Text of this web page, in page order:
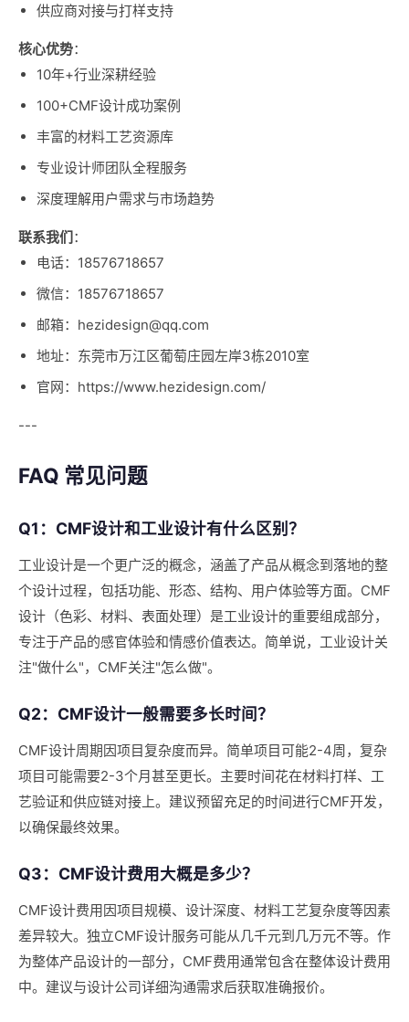
供应商对接与打样支持
核心优势：
10年+行业深耕经验
100+CMF设计成功案例
丰富的材料工艺资源库
专业设计师团队全程服务
深度理解用户需求与市场趋势
联系我们：
电话：18576718657
微信：18576718657
邮箱：hezidesign@qq.com
地址：东莞市万江区葡萄庄园左岸3栋2010室
官网：https://www.hezidesign.com/
---
FAQ 常见问题
Q1：CMF设计和工业设计有什么区别？
工业设计是一个更广泛的概念，涵盖了产品从概念到落地的整
个设计过程，包括功能、形态、结构、用户体验等方面。CMF
设计（色彩、材料、表面处理）是工业设计的重要组成部分，
专注于产品的感官体验和情感价值表达。简单说，工业设计关
注"做什么"，CMF关注"怎么做"。
Q2：CMF设计一般需要多长时间？
CMF设计周期因项目复杂度而异。简单项目可能2-4周，复杂
项目可能需要2-3个月甚至更长。主要时间花在材料打样、工
艺验证和供应链对接上。建议预留充足的时间进行CMF开发，
以确保最终效果。
Q3：CMF设计费用大概是多少？
CMF设计费用因项目规模、设计深度、材料工艺复杂度等因素
差异较大。独立CMF设计服务可能从几千元到几万元不等。作
为整体产品设计的一部分，CMF费用通常包含在整体设计费用
中。建议与设计公司详细沟通需求后获取准确报价。